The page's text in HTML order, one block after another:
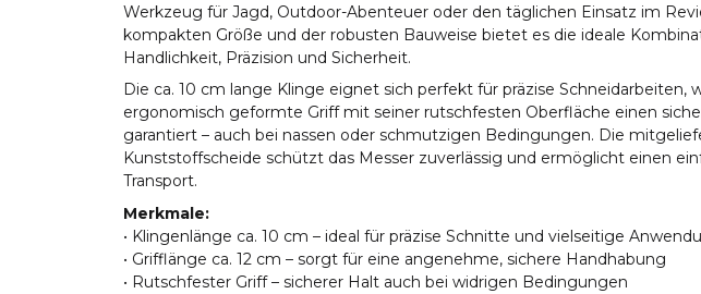
Werkzeug für Jagd, Outdoor-Abenteuer oder den täglichen Einsatz im
kompakten Größe und der robusten Bauweise bietet es die ideale
Handlichkeit, Präzision und Sicherheit.
Die ca. 10 cm lange Klinge eignet sich perfekt für präzise Schneidarbeiten,
ergonomisch geformte Griff mit seiner rutschfesten Oberfläche einen
garantiert – auch bei nassen oder schmutzigen Bedingungen. Die
Kunststoffscheide schützt das Messer zuverlässig und ermöglicht einen
Transport.
Merkmale:
• Klingenlänge ca. 10 cm – ideal für präzise Schnitte und vielseitige
• Grifflänge ca. 12 cm – sorgt für eine angenehme, sichere Handhabung
• Rutschfester Griff – sicherer Halt auch bei widrigen Bedingungen